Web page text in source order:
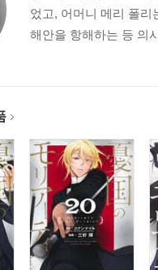
었고, 어머니 메리 폴
해안을 항해하는 등 의